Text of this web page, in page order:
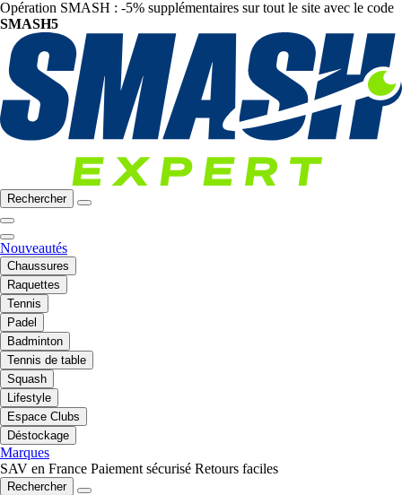
Opération SMASH : -5% supplémentaires sur tout le site avec le code
SMASH5
Rechercher
Nouveautés
Chaussures
Raquettes
Tennis
Padel
Badminton
Tennis de table
Squash
Lifestyle
Espace Clubs
Déstockage
Marques
SAV en France Paiement sécurisé Retours faciles
Rechercher